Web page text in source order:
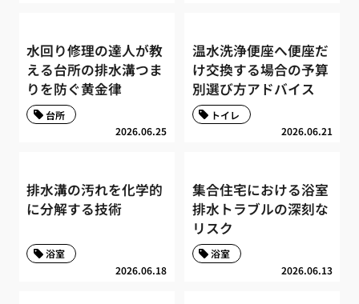
水回り修理の達人が教
える台所の排水溝つま
りを防ぐ黄金律
2026.06.25
台所
温水洗浄便座へ便座だ
け交換する場合の予算
別選び方アドバイス
2026.06.21
トイレ
排水溝の汚れを化学的
に分解する技術
2026.06.18
浴室
集合住宅における浴室
排水トラブルの深刻な
リスク
2026.06.13
浴室